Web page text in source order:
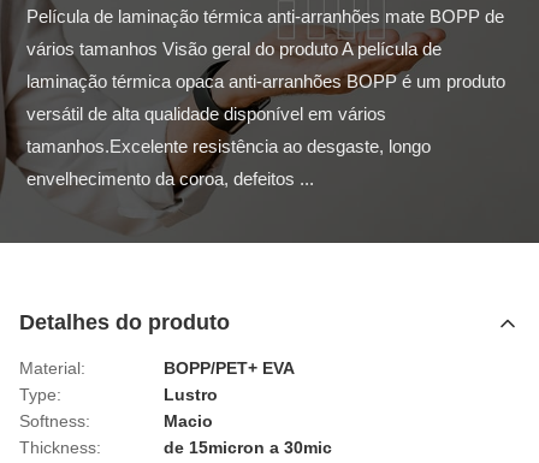
Película de laminação térmica anti-arranhões mate BOPP de
vários tamanhos Visão geral do produto A película de
laminação térmica opaca anti-arranhões BOPP é um produto
versátil de alta qualidade disponível em vários
tamanhos.Excelente resistência ao desgaste, longo
envelhecimento da coroa, defeitos ...
Detalhes do produto
Material:
BOPP/PET+ EVA
Type:
Lustro
Softness:
Macio
Thickness:
de 15micron a 30mic